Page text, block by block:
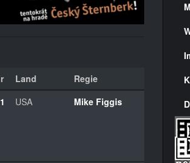
Land Regie
USA Mike Figgis